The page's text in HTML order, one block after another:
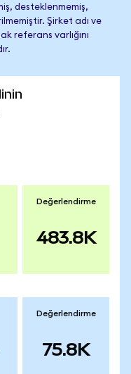
desteklenmemiş,
Şirket adı ve
referans varlığını
Değerlendirme
483.8K
Değerlendirme
75.8K